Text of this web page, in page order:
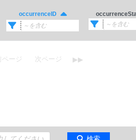
occurrenceID